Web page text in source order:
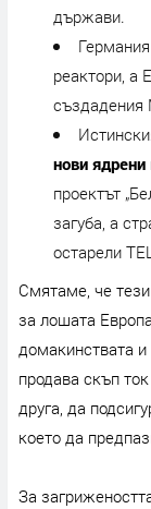
държави.
реактори, а
създадения
нови
проектът
загуба, а
остарели
Смятаме, че
за лошата
домакинствата
продава скъп
друга, да
което да
За